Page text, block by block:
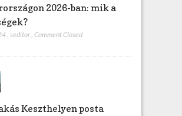
2026-ban: mik a
seditor Comment Closed
Keszthelyen posta